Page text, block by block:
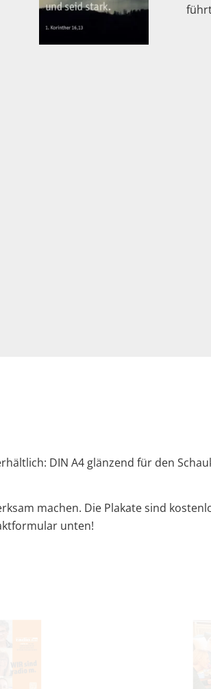
DIN A4 glänzend für den
machen. Die Plakate sind
unten!